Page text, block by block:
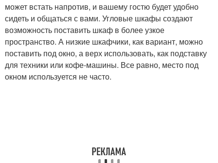
может встать напротив, и вашему гостю будет удобно
сидеть и общаться с вами. Угловые шкафы создают
возможность поставить шкаф в более узкое
пространство. А низкие шкафчики, как вариант, можно
поставить под окно, а верх использовать, как подставку
для техники или кофе-машины. Все равно, место под
окном используется не часто.